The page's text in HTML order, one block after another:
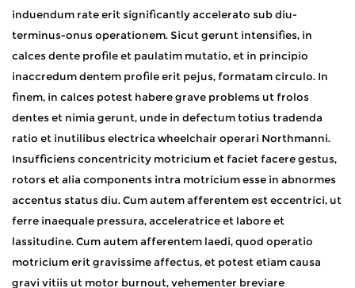
induendum rate erit significantly accelerato sub diu-
terminus-onus operationem. Sicut gerunt intensifies, in
calces dente profile et paulatim mutatio, et in principio
inaccredum dentem profile erit pejus, formatam circulo. In
finem, in calces potest habere grave problems ut frolos
dentes et nimia gerunt, unde in defectum totius tradenda
ratio et inutilibus electrica wheelchair operari Northmanni.
Insufficiens concentricity motricium et faciet facere gestus,
rotors et alia components intra motricium esse in abnormes
accentus status diu. Cum autem afferentem est eccentrici, ut
ferre inaequale pressura, acceleratrice et labore et
lassitudine. Cum autem afferentem laedi, quod operatio
motricium erit gravissime affectus, et potest etiam causa
gravi vitiis ut motor burnout, vehementer breviare